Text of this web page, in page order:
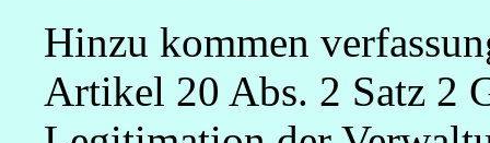
Hinzu kommen
Artikel 20 Abs. 2 Satz 2